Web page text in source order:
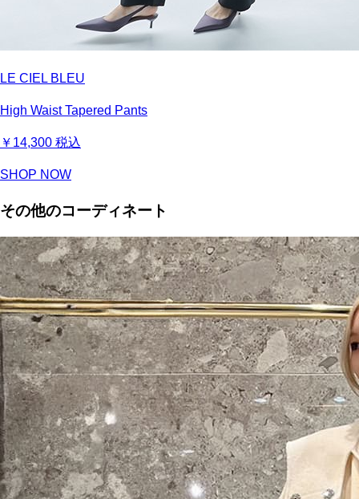
LE CIEL BLEU
High Waist Tapered Pants
￥14,300 税込
SHOP NOW
その他のコーディネート